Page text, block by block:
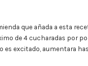
que añada a esta
de 4 cucharadas por
es excitado, aumentara